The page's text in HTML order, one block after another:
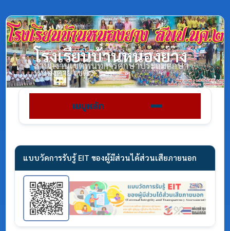
โรงเรียนบ้านหนองยาง
สำนักงานเขตพื้นที่การศึกษาประถมศึกษา
หนองคาย เขต 2
เมนูหลัก
แบบวัดการรับรู้ EIT ของผู้มีส่วนได้ส่วนเสียภายนอก